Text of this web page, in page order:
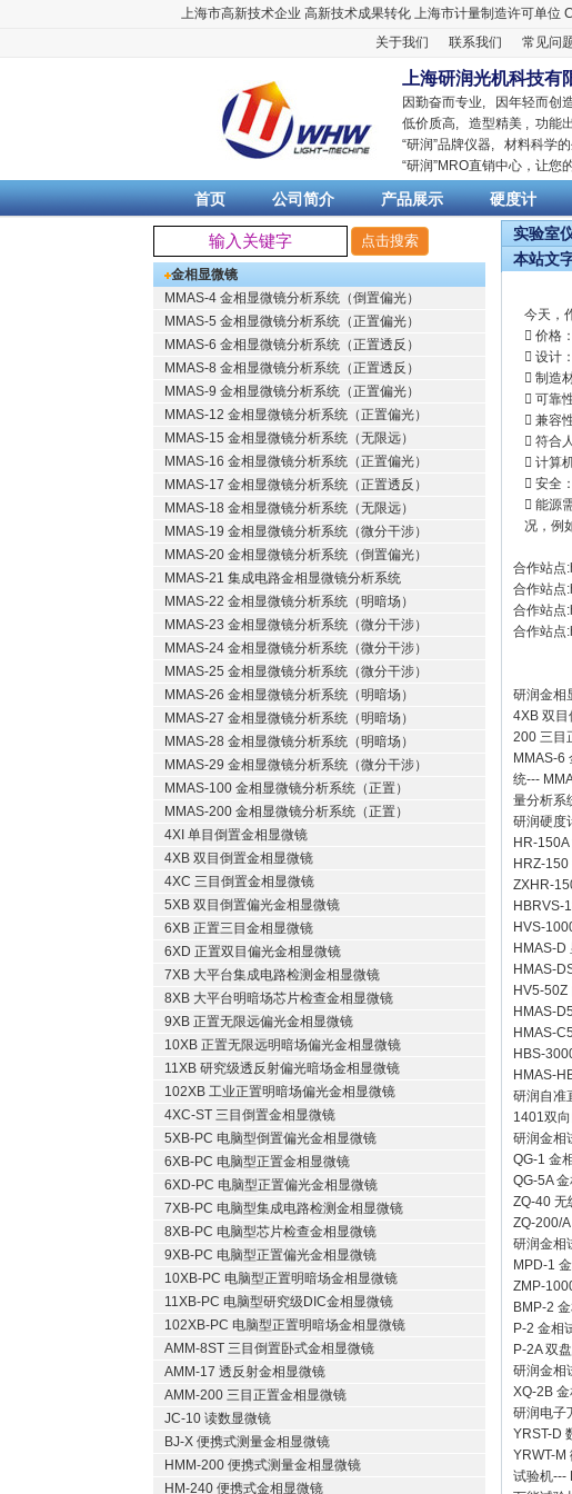
上海市高新技术企业 高新技术成果转化 上海市计量制造许可单位
关于我们
联系我们 常见问
上海研润光机科技有
因勤奋而专业, 因年轻而创
低价质高, 造型精美 , 功能
“研润”品牌仪器, 材料科学
“研润”MRO直销中心，让您
首页 公司简介 产品展示 硬度计
金相显微镜
MMAS-4 金相显微镜分析系统（倒置偏光）
MMAS-5 金相显微镜分析系统（正置偏光）
MMAS-6 金相显微镜分析系统（正置透反）
MMAS-8 金相显微镜分析系统（正置透反）
MMAS-9 金相显微镜分析系统（正置偏光）
MMAS-12 金相显微镜分析系统（正置偏光）
MMAS-15 金相显微镜分析系统（无限远）
MMAS-16 金相显微镜分析系统（正置偏光）
MMAS-17 金相显微镜分析系统（正置透反）
MMAS-18 金相显微镜分析系统（无限远）
MMAS-19 金相显微镜分析系统（微分干涉）
MMAS-20 金相显微镜分析系统（倒置偏光）
MMAS-21 集成电路金相显微镜分析系统
MMAS-22 金相显微镜分析系统（明暗场）
MMAS-23 金相显微镜分析系统（微分干涉）
MMAS-24 金相显微镜分析系统（微分干涉）
MMAS-25 金相显微镜分析系统（微分干涉）
MMAS-26 金相显微镜分析系统（明暗场）
MMAS-27 金相显微镜分析系统（明暗场）
MMAS-28 金相显微镜分析系统（明暗场）
MMAS-29 金相显微镜分析系统（微分干涉）
MMAS-100 金相显微镜分析系统（正置）
MMAS-200 金相显微镜分析系统（正置）
4XI 单目倒置金相显微镜
4XB 双目倒置金相显微镜
4XC 三目倒置金相显微镜
5XB 双目倒置偏光金相显微镜
6XB 正置三目金相显微镜
6XD 正置双目偏光金相显微镜
7XB 大平台集成电路检测金相显微镜
8XB 大平台明暗场芯片检查金相显微镜
9XB 正置无限远偏光金相显微镜
10XB 正置无限远明暗场偏光金相显微镜
11XB 研究级透反射偏光暗场金相显微镜
102XB 工业正置明暗场偏光金相显微镜
4XC-ST 三目倒置金相显微镜
5XB-PC 电脑型倒置偏光金相显微镜
6XB-PC 电脑型正置金相显微镜
6XD-PC 电脑型正置偏光金相显微镜
7XB-PC 电脑型集成电路检测金相显微镜
8XB-PC 电脑型芯片检查金相显微镜
9XB-PC 电脑型正置偏光金相显微镜
10XB-PC 电脑型正置明暗场金相显微镜
11XB-PC 电脑型研究级DIC金相显微镜
102XB-PC 电脑型正置明暗场金相显微镜
AMM-8ST 三目倒置卧式金相显微镜
AMM-17 透反射金相显微镜
AMM-200 三目正置金相显微镜
JC-10 读数显微镜
BJ-X 便携式测量金相显微镜
HMM-200 便携式测量金相显微镜
HM-240 便携式金相显微镜
实验室
本站文
今天，
 价格
 设计
 制造
 可靠
 兼容
 符合
 计算
 安全
 能源
况，例
合作站点:
合作站点:
合作站点:
合作站点:
研润金相
4XB 双目
200 三目
MMAS-6
统---
量分析系
研润硬度
HR-
HRZ-
ZXHR-
HBRVS-
HVS-
HMAS-D
HMAS-
HV5-50Z
HMAS-
HMAS-
HBS-
HMAS-
研润自准
1401双
研润金相
QG-1 金
QG-5A
ZQ-40 无
ZQ-200/A
研润金相
MPD-1
ZMP-
BMP-2
P-2 金相
P-2A 双
研润金相
XQ-2B
研润电子
YRST-D
YRWT-M
试验机---